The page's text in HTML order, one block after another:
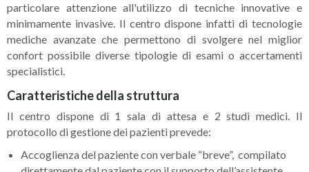
particolare attenzione all'utilizzo di tecniche innovative e
minimamente invasive. Il centro dispone infatti di tecnologie
mediche avanzate che permettono di svolgere nel miglior
confort possibile diverse tipologie di esami o accertamenti
specialistici.
Caratteristiche della struttura
Il centro dispone di 1 sala di attesa e 2 studi medici. Il
protocollo di gestione dei pazienti prevede:
Accoglienza del paziente con verbale “breve”, compilato